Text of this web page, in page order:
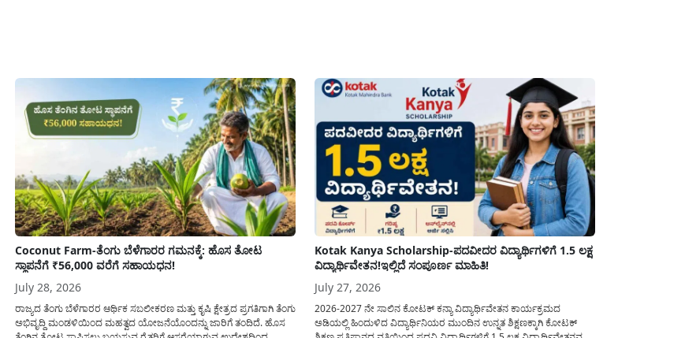
Coconut Farm-ತೆಂಗು ಬೆಳೆಗಾರರ ಗಮನಕ್ಕೆ: ಹೊಸ ತೋಟ
ಸ್ಥಾಪನೆಗೆ ₹56,000 ವರೆಗೆ ಸಹಾಯಧನ!
July 28, 2026
ರಾಜ್ಯದ ತೆಂಗು ಬೆಳೆಗಾರರ ಆರ್ಥಿಕ ಸಬಲೀಕರಣ ಮತ್ತು ಕೃಷಿ ಕ್ಷೇತ್ರದ ಪ್ರಗತಿಗಾಗಿ ತೆಂಗು
ಅಭಿವೃದ್ದಿ ಮಂಡಳಿಯಿಂದ ಮಹತ್ವದ ಯೋಜನೆಯೊಂದನ್ನು ಜಾರಿಗೆ ತಂದಿದೆ. ಹೊಸ
Kotak Kanya Scholarship-ಪದವೀದರ ವಿದ್ಯಾರ್ಥಿಗಳಿಗೆ 1.5 ಲಕ್ಷ
ವಿದ್ಯಾರ್ಥಿವೇತನ!ಇಲ್ಲಿದೆ ಸಂಪೂರ್ಣ ಮಾಹಿತಿ!
July 27, 2026
2026-2027 ನೇ ಸಾಲಿನ ಕೋಟಕ್ ಕನ್ಯಾ ವಿದ್ಯಾರ್ಥಿವೇತನ ಕಾರ್ಯಕ್ರಮದ
ಅಡಿಯಲ್ಲಿ ಹಿಂದುಳಿದ ವಿದ್ಯಾರ್ಥಿನಿಯರ ಮುಂದಿನ ಉನ್ನತ ಶಿಕ್ಷಣಕ್ಕಾಗಿ ಕೋಟಕ್